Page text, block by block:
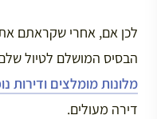
לכן אם, אחרי שקראתם
הבסיס המושלם לטיול
מלונות מומלצים ודירות
דירה מעולים.